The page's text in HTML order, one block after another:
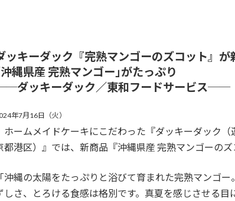
ッキーダック『完熟マンゴーのズコット』が
縄県産 完熟マンゴー｣がたっぷり
ダッキーダック／東和フードサービス──
年7月16日（火）
ホームメイドケーキにこだわった『ダッキーダック（
都港区）』では、新商品『沖縄県産 完熟マンゴーのズ
「沖縄の太陽をたっぷりと浴びて育まれた完熟マンゴ
しさ、とろける食感は格別です。真夏を感じさせる目